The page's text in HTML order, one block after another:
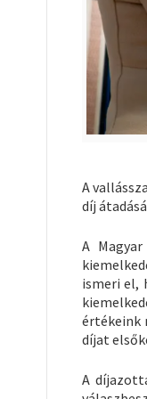
A
díj
A
ismeri el,
értékeink
díjat
A